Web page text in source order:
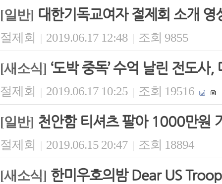
[일반] 대한기독교여자 절제회 소개 영
절제회 | 2019.06.17 12:48 | 조회 9855
[새소식] ‘도박 중독’ 수억 날린 전도사
절제회 | 2019.06.17 10:25 | 조회 19516
[일반] 천안함 티셔츠 팔아 1000만원
절제회 | 2019.06.15 20:47 | 조회 18894
[새소식] 한미우호의밤 Dear US